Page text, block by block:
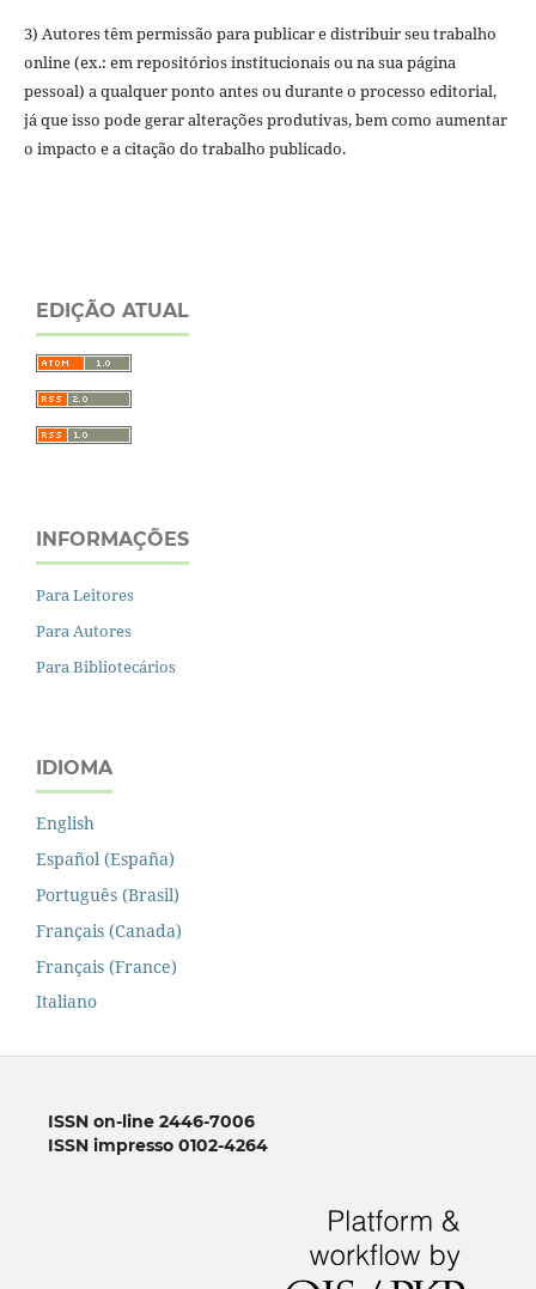
3) Autores têm permissão para publicar e distribuir seu trabalho
online (ex.: em repositórios institucionais ou na sua página
pessoal) a qualquer ponto antes ou durante o processo editorial,
já que isso pode gerar alterações produtivas, bem como aumentar
o impacto e a citação do trabalho publicado.
EDIÇÃO ATUAL
INFORMAÇÕES
Para Leitores
Para Autores
Para Bibliotecários
IDIOMA
English
Español (España)
Português (Brasil)
Français (Canada)
Français (France)
Italiano
ISSN on-line 2446-7006
ISSN impresso 0102-4264